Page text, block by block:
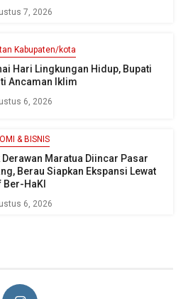
7, 2026
Kabupaten/kota
Hari Lingkungan Hidup, Bupati
Ancaman Iklim
6, 2026
& BISNIS
Derawan Maratua Diincar Pasar
Berau Siapkan Ekspansi Lewat
Ber-HaKI
6, 2026